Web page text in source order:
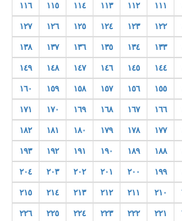
١١١ ١١٢ ١١٣ ١١٤ ١١٥ ١١٦
١٢٢ ١٢٣ ١٢٤ ١٢٥ ١٢٦ ١٢٧
١٣٣ ١٣٤ ١٣٥ ١٣٦ ١٣٧ ١٣٨
١٤٤ ١٤٥ ١٤٦ ١٤٧ ١٤٨ ١٤٩
١٥٥ ١٥٦ ١٥٧ ١٥٨ ١٥٩ ١٦٠
١٦٦ ١٦٧ ١٦٨ ١٦٩ ١٧٠ ١٧١
١٧٧ ١٧٨ ١٧٩ ١٨٠ ١٨١ ١٨٢
١٨٨ ١٨٩ ١٩٠ ١٩١ ١٩٢ ١٩٣
١٩٩ ٢٠٠ ٢٠١ ٢٠٢ ٢٠٣ ٢٠٤
٢١٠ ٢١١ ٢١٢ ٢١٣ ٢١٤ ٢١٥
٢٢١ ٢٢٢ ٢٢٣ ٢٢٤ ٢٢٥ ٢٢٦